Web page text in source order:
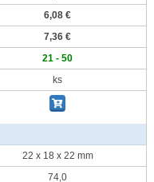
6,08 €
7,36 €
21 - 50
ks
22 x 18 x 22 mm
74,0